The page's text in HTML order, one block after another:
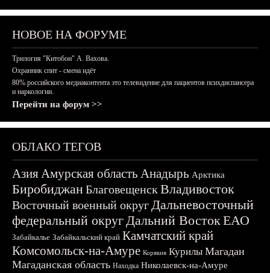
НОВОЕ НА ФОРУМЕ
Трилогия "Китобои" А. Вахова.
Охранник спит - смена идёт
80% российского медиаконтента это телевидение для пациентов психдиспансера
и наркологии.
Перейти на форум >>
ОБЛАКО ТЕГОВ
АзияАмурская область Анадырь Арктика
БиробиджанБлаговещенскВладивосток
Восточный военный округДальневосточный
федеральный округДальний ВостокЕАО
Забайкалье Забайкальский край Камчатский край
Комсомольск-на-Амуре Корякия Курилы Магадан
Магаданская область Находка Николаевск-на-Амуре